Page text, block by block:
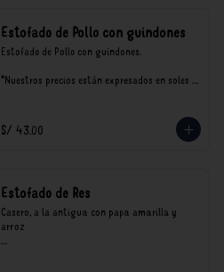
Estofado de Pollo con guindones
Estofado de Pollo con guindones.
*Nuestros precios están expresados en soles e
S/ 43.00
Estofado de Res
Casero, a la antigua con papa amarilla y
arroz